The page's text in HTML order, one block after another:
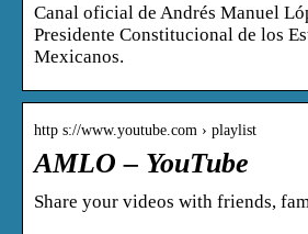
Canal oficial de Andrés Manuel
Presidente Constitucional de los
Mexicanos.
http s://www.youtube.com › playlist
AMLO – YouTube
Share your videos with friends,